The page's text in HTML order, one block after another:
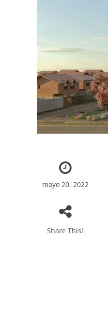
mayo 20, 2022
Share This!